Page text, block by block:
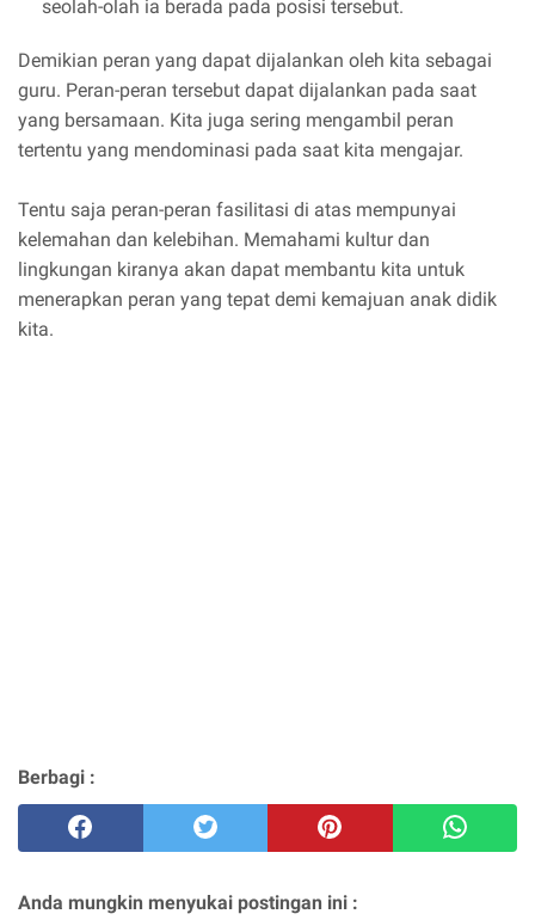
seolah-olah ia berada pada posisi tersebut.
Demikian peran yang dapat dijalankan oleh kita sebagai
guru. Peran-peran tersebut dapat dijalankan pada saat
yang bersamaan. Kita juga sering mengambil peran
tertentu yang mendominasi pada saat kita mengajar.
Tentu saja peran-peran fasilitasi di atas mempunyai
kelemahan dan kelebihan. Memahami kultur dan
lingkungan kiranya akan dapat membantu kita untuk
menerapkan peran yang tepat demi kemajuan anak didik
kita.
Berbagi :
Anda mungkin menyukai postingan ini :